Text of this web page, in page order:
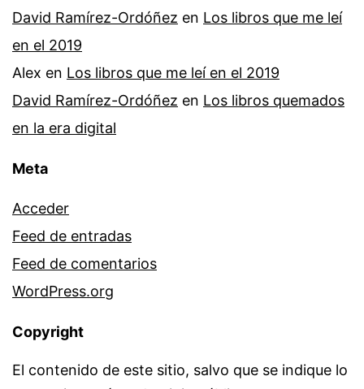
David Ramírez-Ordóñez en Los libros que me leí
en el 2019
Alex en Los libros que me leí en el 2019
David Ramírez-Ordóñez en Los libros quemados
en la era digital
Meta
Acceder
Feed de entradas
Feed de comentarios
WordPress.org
Copyright
El contenido de este sitio, salvo que se indique lo